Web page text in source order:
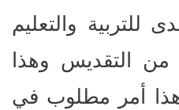
للتربية والتعليم
التقديس وهذا
أمر مطلوب في